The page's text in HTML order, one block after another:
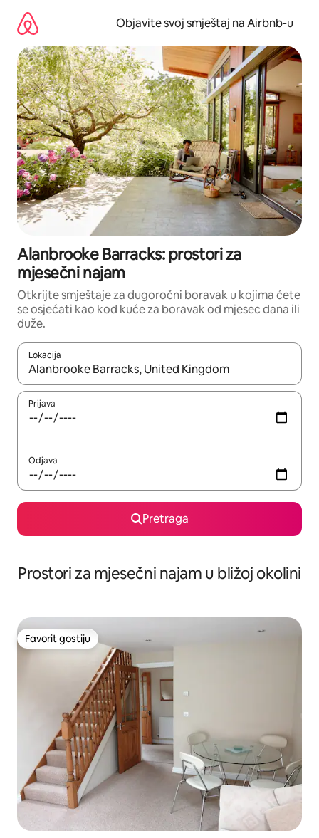
sadržaj
Objavite svoj smještaj na Airbnb-u
Alanbrooke Barracks: prostori za
mjesečni najam
Otkrijte smještaje za dugoročni boravak u kojima ćete
se osjećati kao kod kuće za boravak od mjesec dana ili
duže.
Lokacija
Kad su rezultati dostupni, možete da se krećete kroz njih
Prijava
Odjava
Pretraga
Prostori za mjesečni najam u bližoj okolini
Favorit gostiju
Favorit gostiju